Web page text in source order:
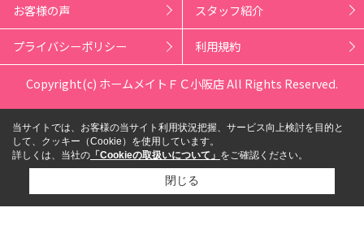
お客様の声 スタッフ紹介
プライバシーポリシー 利用規約
Copyright(c) ホームメイトＦＣ小阪店 All Rights Reserved.
当サイトでは、お客様の当サイト利用状況把握、サービス向上検討を目的と
して、クッキー（Cookie）を使用しています。
詳しくは、当社の 「Cookieの取扱いについて」 をご確認ください。
閉じる